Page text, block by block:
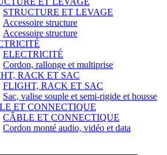
STRUCTURE ET LEVAGE
Accessoire structure
Accessoire structure
ELECTRICITÉ
Cordon, rallonge et multiprise
RACK ET SAC
FLIGHT, RACK ET SAC
Sac, valise souple et semi-rigide et housse
ET CONNECTIQUE
CÂBLE ET CONNECTIQUE
Cordon monté audio, vidéo et data